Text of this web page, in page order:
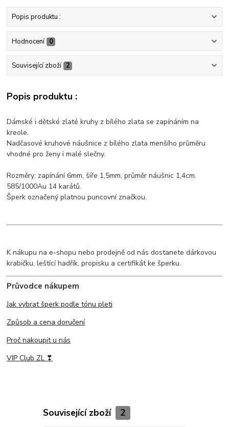
Popis produktu :
Hodnocení 0
Související zboží 2
Popis produktu :
Dámské i dětské zlaté kruhy z bílého zlata se zapínáním na
kreole.
Nadčasové kruhové náušnice z bílého zlata menšího průměru
vhodné pro ženy i malé slečny.
Rozměry: zapínání 6mm, šíře 1,5mm, průměr náušnic 1,4cm.
585/1000Au 14 karátů.
Šperk označený platnou puncovní značkou.
K nákupu na e-shopu nebo prodejně od nás dostanete dárkovou
krabičku, leštící hadřík, propisku a certifikát ke šperku.
Průvodce nákupem
Jak vybrat šperk podle tónu pleti
Způsob a cena doručení
Proč nakoupit u nás
VIP Club ZL ❣
Související zboží 2